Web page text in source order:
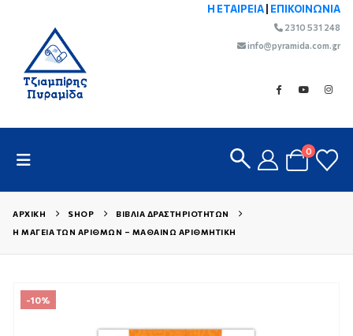
Η ΕΤΑΙΡΕΙΑ ΕΠΙΚΟΙΝΩΝΙΑ
2310 531 248
info@pyramida.com.gr
0
ΑΡΧΙΚΉ SHOP
ΒΙΒΛΊΑ ΔΡΑΣΤΗΡΙΟΤΉΤΩΝ
Η ΜΑΓΕΊΑ ΤΩΝ ΑΡΙΘΜΏΝ – ΜΑΘΑΊΝΩ ΑΡΙΘΜΗΤΙΚΉ
-10%